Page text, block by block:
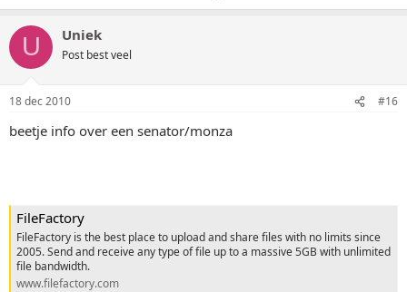
U Uniek
Post best veel
18 dec 2010 #16
beetje info over een senator/monza
FileFactory
FileFactory is the best place to upload and share files with no limits since
2005. Send and receive any type of file up to a massive 5GB with unlimited
file bandwidth.
www.filefactory.com